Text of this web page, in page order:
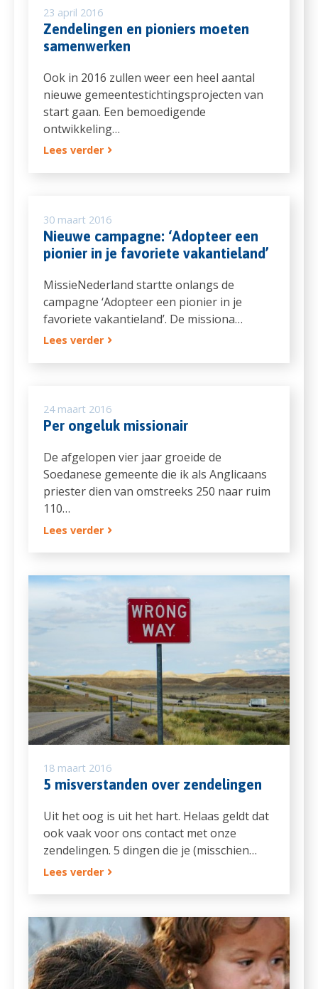
23 april 2016
Zendelingen en pioniers moeten
samenwerken
Ook in 2016 zullen weer een heel aantal
nieuwe gemeentestichtingsprojecten van
start gaan. Een bemoedigende
ontwikkeling…
Lees verder
30 maart 2016
Nieuwe campagne: ‘Adopteer een
pionier in je favoriete vakantieland’
MissieNederland startte onlangs de
campagne ‘Adopteer een pionier in je
favoriete vakantieland’. De missiona…
Lees verder
24 maart 2016
Per ongeluk missionair
De afgelopen vier jaar groeide de
Soedanese gemeente die ik als Anglicaans
priester dien van omstreeks 250 naar ruim
110…
Lees verder
18 maart 2016
5 misverstanden over zendelingen
Uit het oog is uit het hart. Helaas geldt dat
ook vaak voor ons contact met onze
zendelingen. 5 dingen die je (misschien…
Lees verder